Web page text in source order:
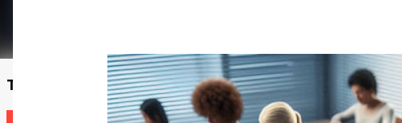
Trouvez un enseignant